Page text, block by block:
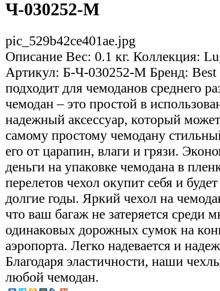
Ч-030252-M
pic_529b42ce401ae.jpg
Описание Вес: 0.1 кг. Коллекция:
Артикул: Б-Ч-030252-M Бренд: Best
подходит для чемоданов среднего
чемодан – это простой в
надежный аксессуар, который
самому простому чемодану
его от царапин, влаги и грязи.
деньги на упаковке чемодана в
перелетов чехол окупит себя и
долгие годы. Яркий чехол на
что ваш багаж не затеряется среди
одинаковых дорожных сумок на
аэропорта. Легко надевается и
Благодаря эластичности, наши
любой чемодан.